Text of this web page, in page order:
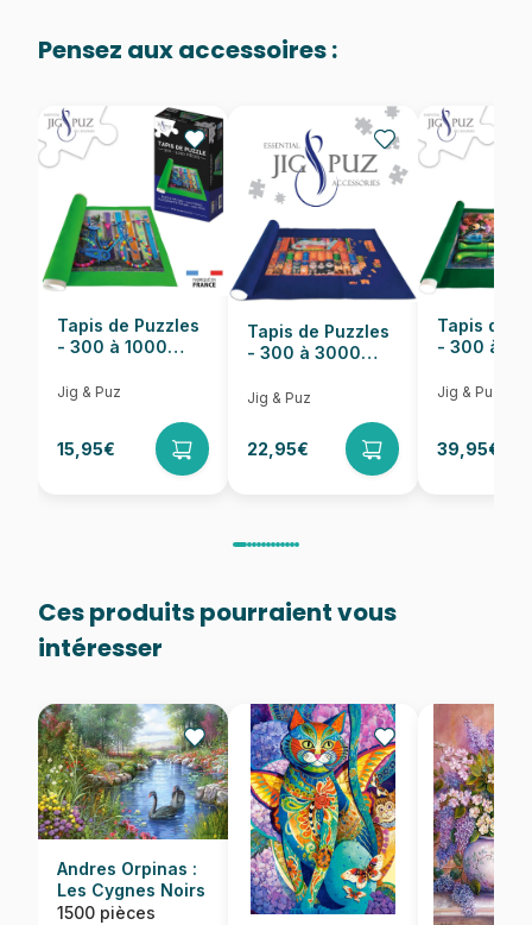
48.000 pièces)
Provenance Puzzles fabriqués en France
EAN 5904438152292
Nombre de pièces 1500 pièces
Dimensions 68 x 47 cm
Pensez aux accessoires :
Tapis de Puzzles
- 300 à 1000
Jig & Puz
15,95€
Tapis de Puzzles
- 300 à 3000
Jig & Puz
22,95€
Tapis de
- 300 à
Jig & Puz
39,95€
Ces produits pourraient vous
intéresser
Andres Orpinas :
Les Cygnes Noirs
1500 pièces